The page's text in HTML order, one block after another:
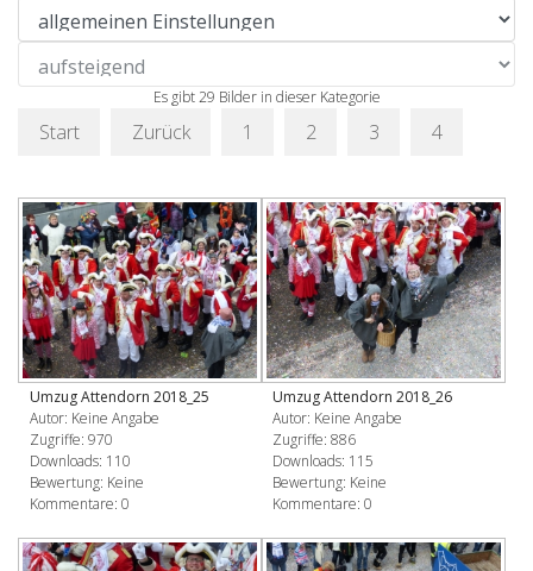
Es gibt 29 Bilder in dieser Kategorie
Start Zurück 1 2 3 4
Umzug Attendorn 2018_25
Autor: Keine Angabe
Zugriffe: 970
Downloads: 110
Bewertung: Keine
Kommentare: 0
Umzug Attendorn 2018_26
Autor: Keine Angabe
Zugriffe: 886
Downloads: 115
Bewertung: Keine
Kommentare: 0